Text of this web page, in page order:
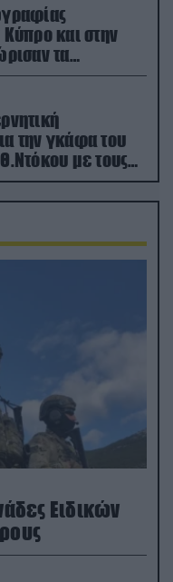
και στην
τα
την γκάφα του
με τους
Ειδικών